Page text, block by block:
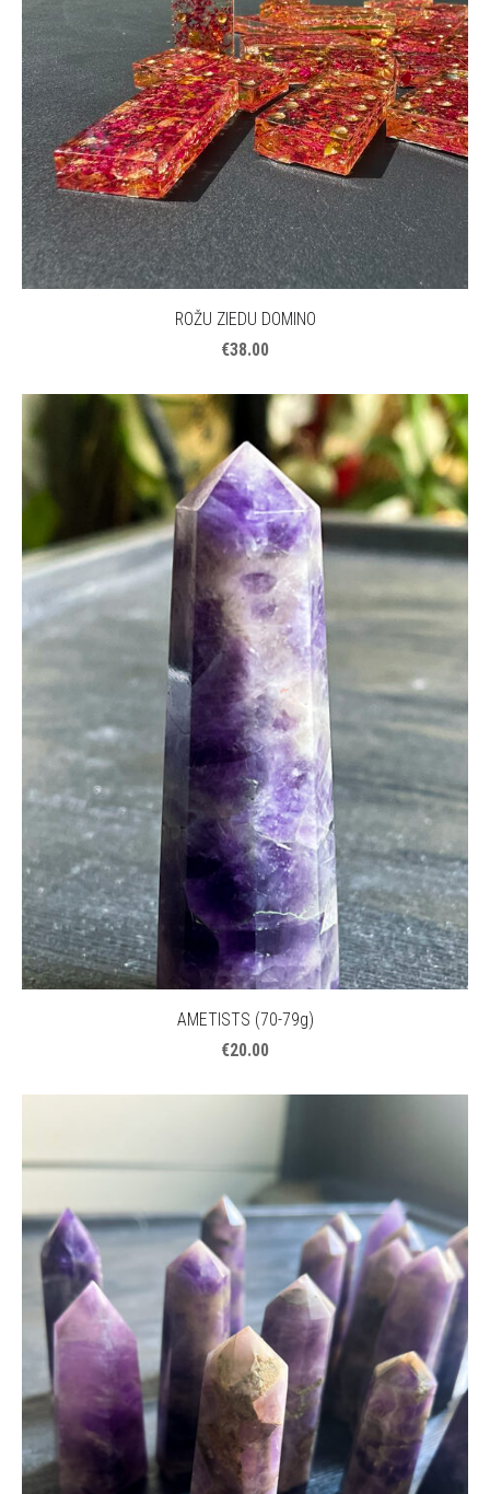
ROŽU ZIEDU DOMINO
€38.00
AMETISTS (70-79g)
€20.00